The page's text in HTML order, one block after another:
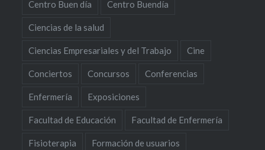
Centro Buen día Centro Buendía
Ciencias de la salud
Ciencias Empresariales y del Trabajo Cine
Conciertos Concursos Conferencias
Enfermería Exposiciones
Facultad de Educación Facultad de Enfermería
Fisioterapia Formación de usuarios